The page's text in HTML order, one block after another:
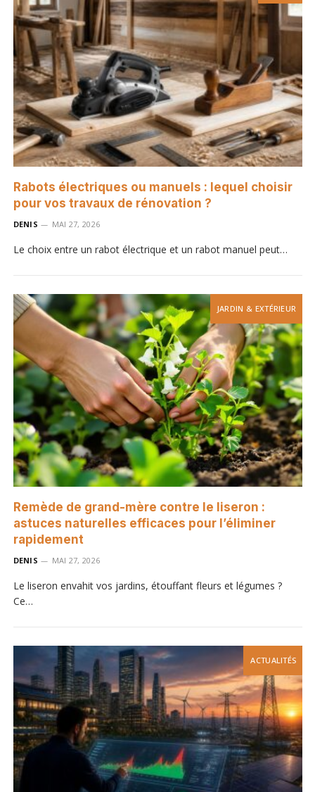
Rabots électriques ou manuels : lequel choisir
pour vos travaux de rénovation ?
DENIS MAI 27, 2026
Le choix entre un rabot électrique et un rabot manuel peut…
JARDIN & EXTÉRIEUR
Remède de grand-mère contre le liseron :
astuces naturelles efficaces pour l’éliminer
rapidement
DENIS MAI 27, 2026
Le liseron envahit vos jardins, étouffant fleurs et légumes ?
Ce…
ACTUALITÉS